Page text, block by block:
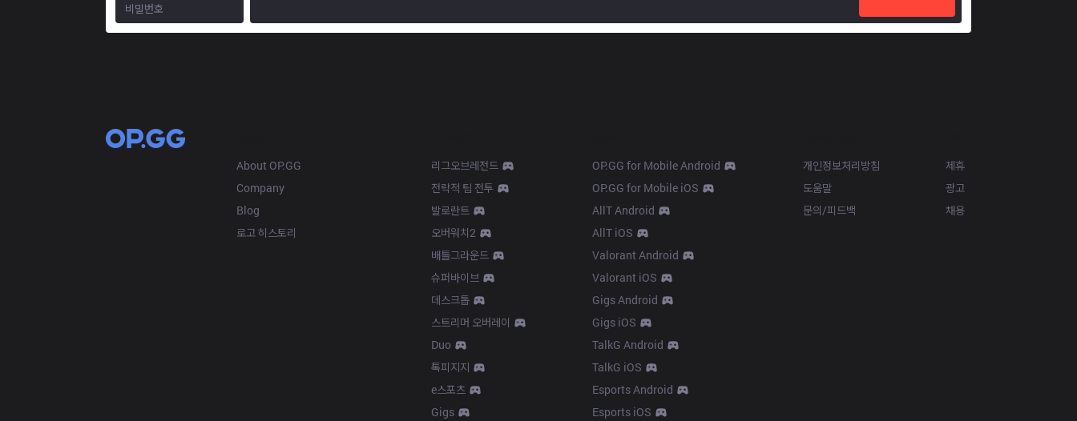
About OP.GG
Company
Blog
로고 히스토리
리그오브레전드
전략적 팀 전투
발로란트
오버워치2
배틀그라운드
슈퍼바이브
데스크톱
스트리머 오버레이
Duo
톡피지지
e스포츠
Gigs
OP.GG for Mobile Android
OP.GG for Mobile iOS
AllT Android
AllT iOS
Valorant Android
Valorant iOS
Gigs Android
Gigs iOS
TalkG Android
TalkG iOS
Esports Android
Esports iOS
개인정보처리방침
도움말
문의/피드백
제휴
광고
채용